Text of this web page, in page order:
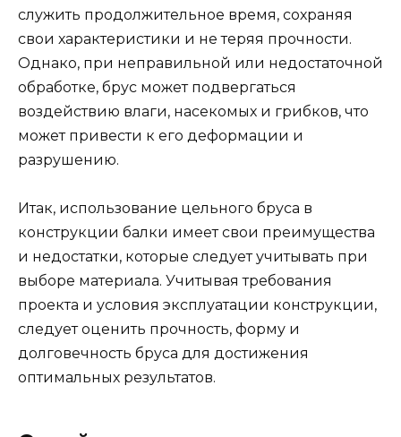
служить продолжительное время, сохраняя
свои характеристики и не теряя прочности.
Однако, при неправильной или недостаточной
обработке, брус может подвергаться
воздействию влаги, насекомых и грибков, что
может привести к его деформации и
разрушению.
Итак, использование цельного бруса в
конструкции балки имеет свои преимущества
и недостатки, которые следует учитывать при
выборе материала. Учитывая требования
проекта и условия эксплуатации конструкции,
следует оценить прочность, форму и
долговечность бруса для достижения
оптимальных результатов.